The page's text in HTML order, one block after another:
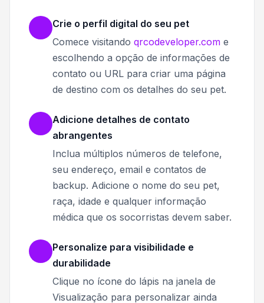
Crie o perfil digital do seu pet
Comece visitando qrcodeveloper.com e
escolhendo a opção de informações de
contato ou URL para criar uma página
de destino com os detalhes do seu pet.
Adicione detalhes de contato
abrangentes
Inclua múltiplos números de telefone,
seu endereço, email e contatos de
backup. Adicione o nome do seu pet,
raça, idade e qualquer informação
médica que os socorristas devem saber.
Personalize para visibilidade e
durabilidade
Clique no ícone do lápis na janela de
Visualização para personalizar ainda